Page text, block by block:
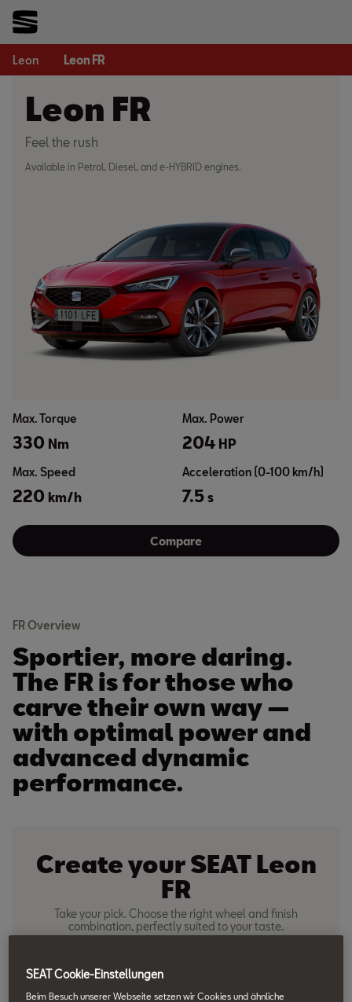
Leon Leon FR
Leon FR
Feel the rush
Available in Petrol, Diesel, and e-HYBRID engines.
Max. Torque
330 Nm
Max. Power
204 HP
Max. Speed
220 km/h
Acceleration (0-100 km/h)
7.5 s
Compare
FR Overview
Sportier, more daring.
The FR is for those who
carve their own way —
with optimal power and
advanced dynamic
performance.
Create your SEAT Leon
FR
Take your pick. Choose the right wheel and finish
combination, perfectly suited to your taste.
SEAT Cookie-Einstellungen
Beim Besuch unserer Webseite setzen wir Cookies und ähnliche